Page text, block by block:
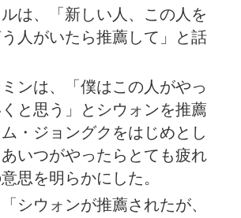
は、「新しい人、この人を
人がいたら推薦して」と話
ンは、「僕はこの人がやっ
と思う」とシウォンを推薦
・ジョングクをはじめとし
いつがやったらとても疲れ
思を明らかにした。
シウォンが推薦されたが、